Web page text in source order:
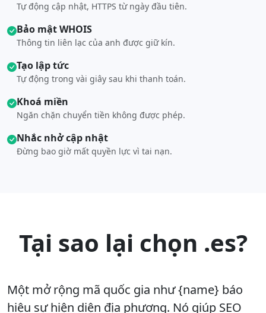
Tự động cập nhật, HTTPS từ ngày đầu tiên.
Bảo mật WHOIS
Thông tin liên lạc của anh được giữ kín.
Tạo lập tức
Tự động trong vài giây sau khi thanh toán.
Khoá miền
Ngăn chặn chuyển tiền không được phép.
Nhắc nhở cập nhật
Đừng bao giờ mất quyền lực vì tai nạn.
Tại sao lại chọn .es?
Một mở rộng mã quốc gia như {name} báo
hiệu sự hiện diện địa phương. Nó giúp SEO